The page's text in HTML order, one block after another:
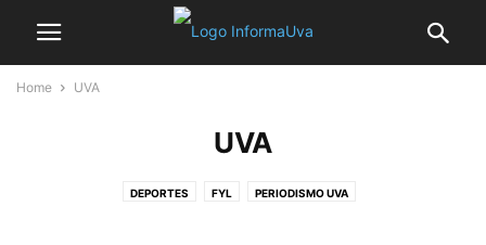
Home UVA
UVA
DEPORTES FYL PERIODISMO UVA